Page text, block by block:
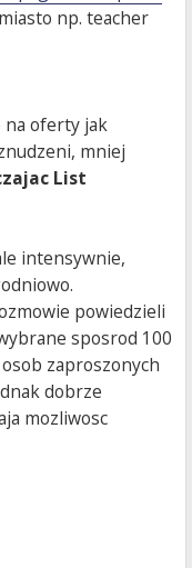
np. teacher
na oferty jak
mniej
List
intensywnie,
powiedzieli
sposrod 100
zaproszonych
dobrze
mozliwosc